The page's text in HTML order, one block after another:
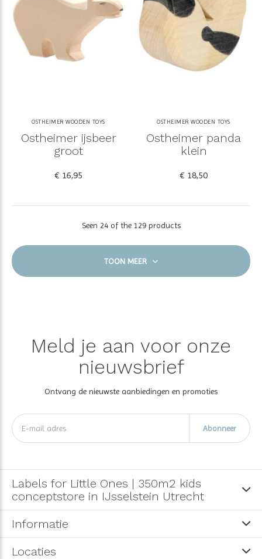
OSTHEIMER WOODEN TOYS
Ostheimer ijsbeer
groot
€ 16,95
OSTHEIMER WOODEN TOYS
Ostheimer panda
klein
€ 18,50
Seen 24 of the 129 products
TOON MEER
Meld je aan voor onze
nieuwsbrief
Ontvang de nieuwste aanbiedingen en promoties
Abonneer
Labels for Little Ones | 350m2 kids
conceptstore in IJsselstein Utrecht
Informatie
Locaties